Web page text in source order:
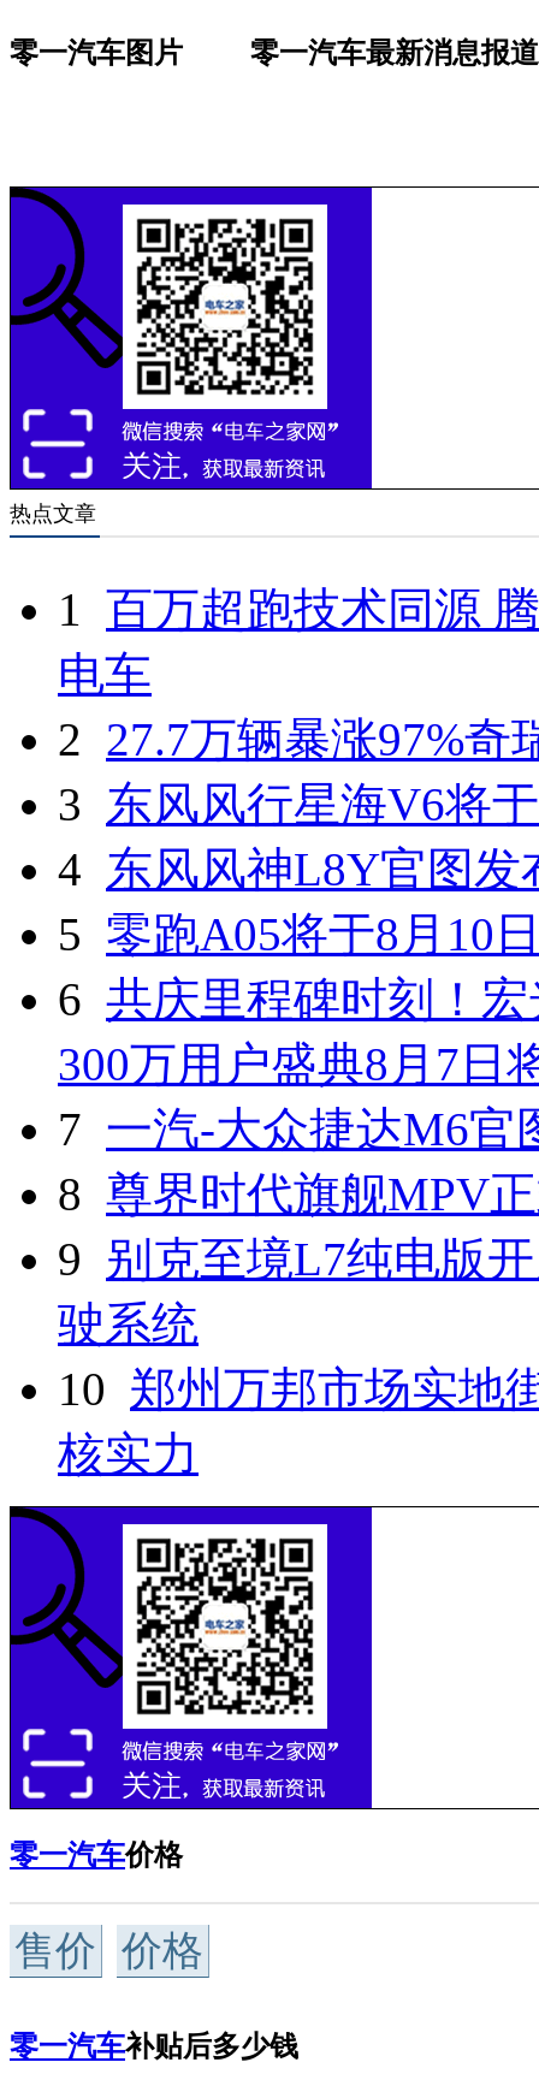
零一汽车图片 零一汽车最新消息报道
热点文章
1 百万超跑技术同源
电车
2 27.7万辆暴涨97%奇
3 东风风行星海V6将
4 东风风神L8Y官图发
5 零跑A05将于8月10
6 共庆里程碑时刻！
300万用户盛典8月7日
7 一汽-大众捷达M6官
8 尊界时代旗舰MPV
9 别克至境L7纯电版
驶系统
10 郑州万邦市场实地
核实力
零一汽车价格
售价 价格
零一汽车补贴后多少钱